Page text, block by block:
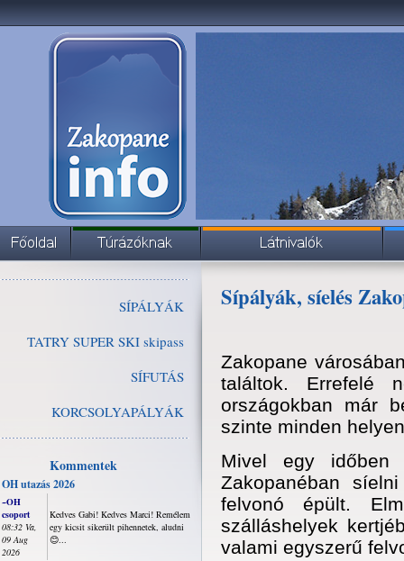
SÍPÁLYÁK
TATRY SUPER SKI skipass
SÍFUTÁS
KORCSOLYAPÁLYÁK
Kommentek
OH utazás 2026
~OH
csoport
08:32 Va,
09 Aug
2026
Kedves Gabi! Kedves Marci! Remélem
egy kicsit sikerült pihennetek, aludni
😊...
Sípályák, síelés
Zakopane
találtok. Errefelé
országokban már
szinte minden
Mivel egy időben
Zakopanéban
felvonó épült.
szálláshelyek
valami egyszerű